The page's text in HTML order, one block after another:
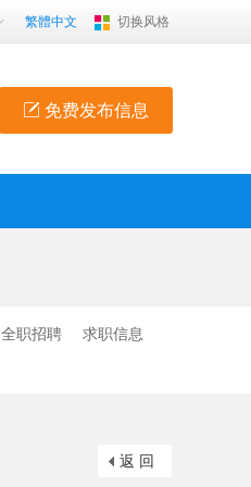
繁體中文 切换风格
免费发布信息
全职招聘
求职信息
返 回